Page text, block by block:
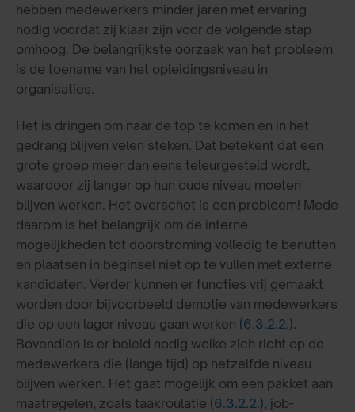
hebben medewerkers minder jaren met ervaring
nodig voordat zij klaar zijn voor de volgende stap
omhoog. De belangrijkste oorzaak van het probleem
is de toename van het opleidingsniveau in
organisaties.
Het is dringen om naar de top te komen en in het
gedrang blijven velen steken. Dat betekent dat een
grote groep meer dan eens teleurgesteld wordt,
waardoor zij langer op hun oude niveau moeten
blijven werken. Het overschot is een probleem! Mede
daarom is het belangrijk om de interne
mogelijkheden tot doorstroming volledig te benutten
en plaatsen in beginsel niet op te vullen met externe
kandidaten. Verder kunnen er functies vrij gemaakt
worden door bijvoorbeeld demotie van medewerkers
die op een lager niveau gaan werken (6.3.2.2.).
Bovendien is er beleid nodig welke zich richt op de
medewerkers die (lange tijd) op hetzelfde niveau
blijven werken. Het gaat mogelijk om een pakket aan
maatregelen, zoals taakroulatie (6.3.2.2.), job-